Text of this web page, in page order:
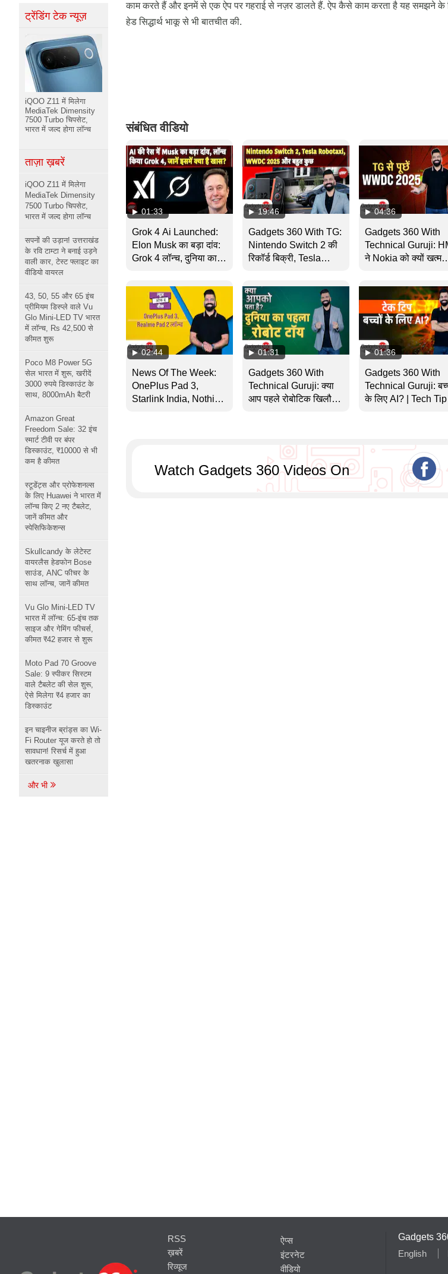
काम करते हैं और इनमें से एक ऐप पर गहराई से नज़र डालते हैं. ऐप कैसे काम करता है यह समझने के
हेड सिद्धार्थ भाकू से भी बातचीत की.
संबंधित वीडियो
01:33
Grok 4 Ai Launched:
Elon Musk का बड़ा दांव:
Grok 4 लॉन्च, दुनिया का
Chatbot
19:46
Gadgets 360 With TG:
Nintendo Switch 2 की
रिकॉर्ड बिक्री, Tesla
2025 के बड़े अपडेट
04:36
Gadgets 360 With
Technical Guruji:
ने Nokia को क्यों खत्म
TG
02:44
News Of The Week:
OnePlus Pad 3,
Starlink India, Nothing
01:31
Gadgets 360 With
Technical Guruji: क्या
आप पहले रोबोटिक खिलौने
01:36
Gadgets 360 With
Technical Guruji:
के लिए AI? | Tech
Watch Gadgets 360 Videos On
ट्रेंडिंग टेक न्यूज़
iQOO Z11 में मिलेगा
MediaTek Dimensity
7500 Turbo चिपसेट,
भारत में जल्द होगा लॉन्च
ताज़ा ख़बरें
iQOO Z11 में मिलेगा
MediaTek Dimensity
7500 Turbo चिपसेट,
भारत में जल्द होगा लॉन्च
सपनों की उड़ान! उत्तराखंड
के रवि टाम्टा ने बनाई उड़ने
वाली कार, टेस्ट फ्लाइट का
वीडियो वायरल
43, 50, 55 और 65 इंच
प्रीमियम डिस्प्ले वाले Vu
Glo Mini-LED TV भारत
में लॉन्च, Rs 42,500 से
कीमत शुरू
Poco M8 Power 5G
सेल भारत में शुरू, खरीदें
3000 रुपये डिस्काउंट के
साथ, 8000mAh बैटरी
Amazon Great
Freedom Sale: 32 इंच
स्मार्ट टीवी पर बंपर
डिस्काउंट, ₹10000 से भी
कम है कीमत
स्टूडेंट्स और प्रोफेशनल्स
के लिए Huawei ने भारत में
लॉन्च किए 2 नए टैबलेट,
जानें कीमत और
स्पेसिफिकेशन्स
Skullcandy के लेटेस्ट
वायरलैस हेडफोन Bose
साउंड, ANC फीचर के
साथ लॉन्च, जानें कीमत
Vu Glo Mini-LED TV
भारत में लॉन्च: 65-इंच तक
साइज और गेमिंग फीचर्स,
कीमत ₹42 हजार से शुरू
Moto Pad 70 Groove
Sale: 9 स्पीकर सिस्टम
वाले टैबलेट की सेल शुरू,
ऐसे मिलेगा ₹4 हजार का
डिस्काउंट
इन चाइनीज ब्रांड्स का Wi-
Fi Router यूज करते हो तो
सावधान! रिसर्च में हुआ
खतरनाक खुलासा
और भी
RSS
ख़बरें
रिव्यूज
ऐप्स
इंटरनेट
वीडियो
Gadgets
English